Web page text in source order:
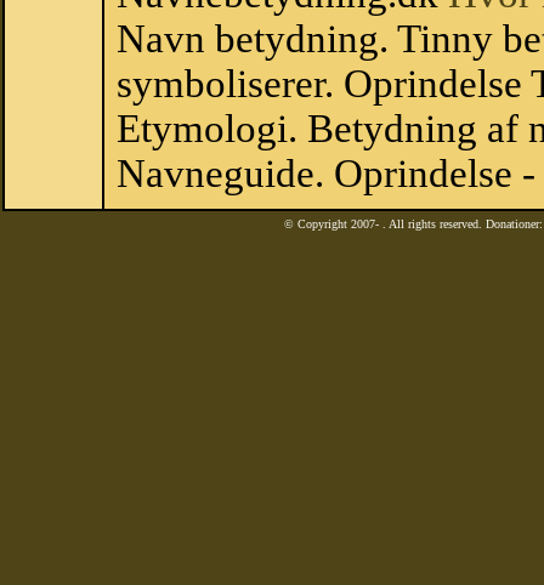
Navn betydning. Tinny
symboliserer. Oprindelse
Etymologi. Betydning af
Navneguide. Oprindelse
© Copyright 2007- . All rights reserved.